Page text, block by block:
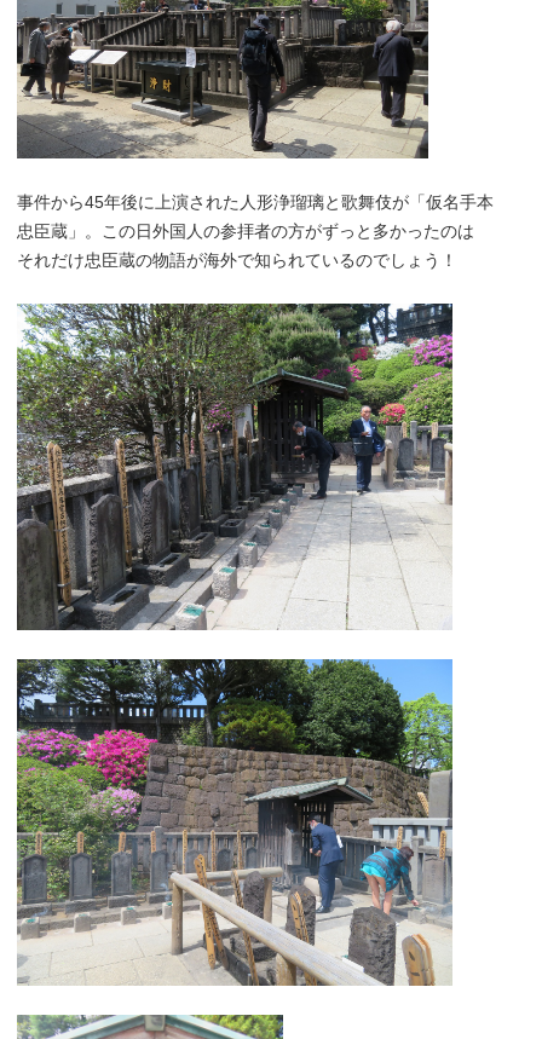
事件から45年後に上演された人形浄瑠璃と歌舞伎が「仮名手本
忠臣蔵」。この日外国人の参拝者の方がずっと多かったのは
それだけ忠臣蔵の物語が海外で知られているのでしょう！